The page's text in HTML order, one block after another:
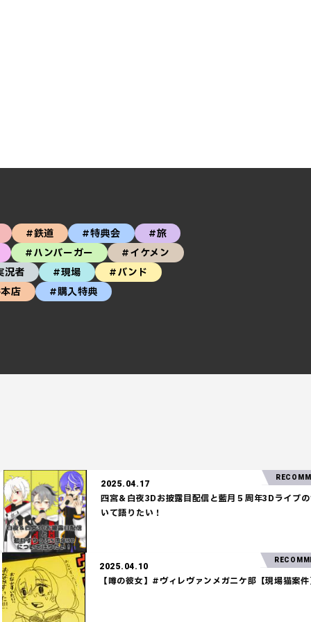
#鉄道 #特典会
#旅
#ハンバーガー
#イケメン
況者 #現場
#バンド
店 #購入特典
2025.04.17
四宮＆白夜3Dお披露目配信と藍月５周年3Dライブのつ
いて語りたい！
RECOMMEND!
【噂の彼女】#ヴィレヴァンメガニケ